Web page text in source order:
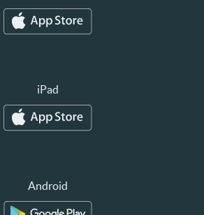
iPad
Android